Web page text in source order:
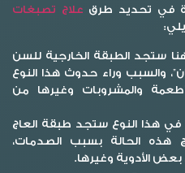
في تحديد طرق علاج تصبغات
ستجد الطبقة الخارجية للسن
والسبب وراء حدوث هذا النوع
والمشروبات وغيرها من
في هذا النوع ستجد طبقة العاج
هذه الحالة بسبب الصدمات،
الأدوية وغيرها.